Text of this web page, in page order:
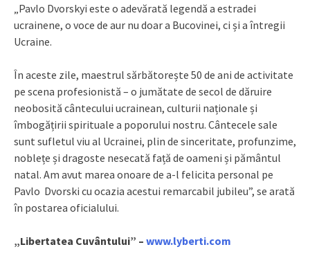
„Pavlo Dvorskyi este o adevărată legendă a estradei
ucrainene, o voce de aur nu doar a Bucovinei, ci și a întregii
Ucraine.
În aceste zile, maestrul sărbătorește 50 de ani de activitate
pe scena profesionistă – o jumătate de secol de dăruire
neobosită cântecului ucrainean, culturii naționale și
îmbogățirii spirituale a poporului nostru. Cântecele sale
sunt sufletul viu al Ucrainei, plin de sinceritate, profunzime,
noblețe și dragoste nesecată față de oameni și pământul
natal. Am avut marea onoare de a-l felicita personal pe
Pavlo Dvorski cu ocazia acestui remarcabil jubileu”, se arată
în postarea oficialului.
„Libertatea Cuvântului” – www.lyberti.com